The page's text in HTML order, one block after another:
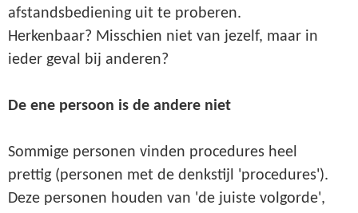
afstandsbediening uit te proberen.
Herkenbaar? Misschien niet van jezelf, maar in
ieder geval bij anderen?
De ene persoon is de andere niet
Sommige personen vinden procedures heel
prettig (personen met de denkstijl 'procedures').
Deze personen houden van 'de juiste volgorde',